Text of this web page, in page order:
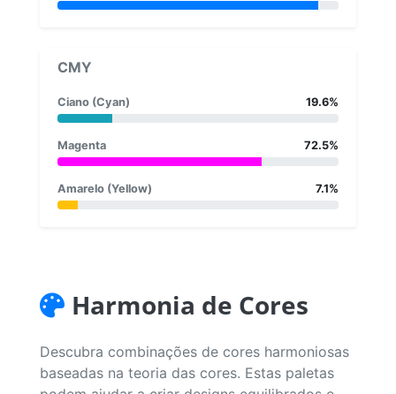
CMY
Ciano (Cyan) 19.6%
Magenta 72.5%
Amarelo (Yellow) 7.1%
Harmonia de Cores
Descubra combinações de cores harmoniosas
baseadas na teoria das cores. Estas paletas